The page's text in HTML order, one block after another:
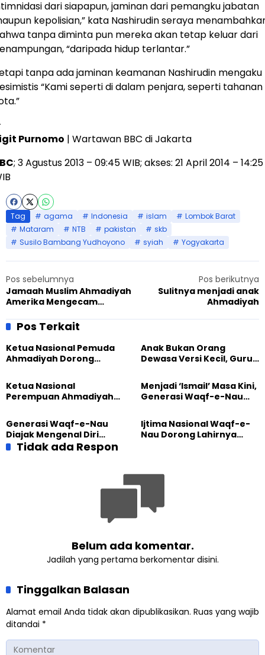
dari siapapun, jaminan dari pemangku jabatan
kepolisian,” kata Nashirudin seraya
tanpa diminta pun mereka akan tetap keluar dari
“daripada hidup terlantar.”
tanpa ada jaminan keamanan Nashirudin mengaku
“Kami seperti di dalam penjara, seperti tahanan
Purnomo | Wartawan BBC di Jakarta
; 3 Agustus 2013 – 09:45 WIB; akses: 21 April 2014 – 14:25
Tag agama Indonesia islam
Lombok Barat
Mataram
NTB pakistan
skb
Susilo Bambang Yudhoyono
syiah Yogyakarta
Pos sebelumnya
Jamaah Muslim Ahmadiyah
Amerika Mengecam
Dharamshalla Hindu di
Pakistan
Pos berikutnya
Sulitnya menjadi anak
Ahmadiyah
Pos Terkait
Ketua Nasional Pemuda
Ahmadiyah Dorong
bersama UNUSIA
Anak Bukan Orang
Dewasa Versi Kecil, Guru
Pendidikan BERLIAN
Ketua Nasional
Perempuan Ahmadiyah
Besar Universitas
Terbuka
Menjadi ‘Ismail’ Masa Kini,
Generasi Waqf-e-Nau
Pengabdian
Generasi Waqf-e-Nau
Diajak Mengenal Diri
Sebelum Mengubah
Ijtima Nasional Waqf-e-
Nau Dorong Lahirnya
Tidak ada Respon
Belum ada komentar.
Jadilah yang pertama berkomentar disini.
Tinggalkan Balasan
Alamat email Anda tidak akan dipublikasikan. Ruas yang wajib
ditandai *